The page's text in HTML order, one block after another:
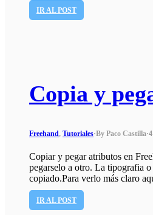
IR AL POST
Copia y
Freehand, Tutoriales·By Paco Castilla·
Copiar y pegar atributos en
pegarselo a otro. La tipografia
copiado.Para verlo más claro
IR AL POST